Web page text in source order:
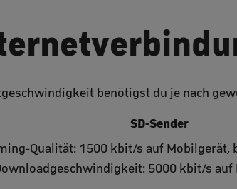
benötigst du je nach
SD-Sender
Qualität: 1500 kbit/s auf Mobilgerät,
5000 kbit/s